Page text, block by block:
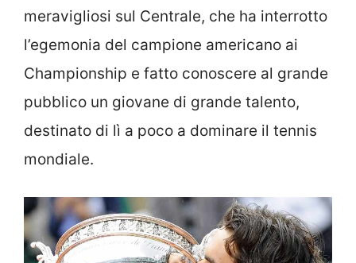
meravigliosi sul Centrale, che ha interrotto
l’egemonia del campione americano ai
Championship e fatto conoscere al grande
pubblico un giovane di grande talento,
destinato di lì a poco a dominare il tennis
mondiale.